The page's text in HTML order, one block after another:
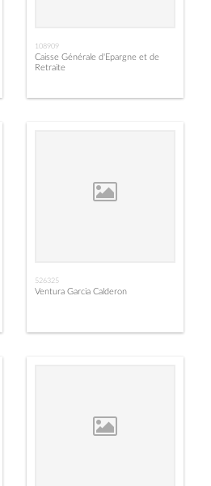
108909
Caisse Générale d'Epargne et de
Retraite
526325
Ventura Garcia Calderon